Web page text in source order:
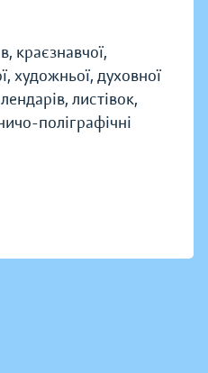
краєзнавчої,
художньої, духовної
листівок,
поліграфічні